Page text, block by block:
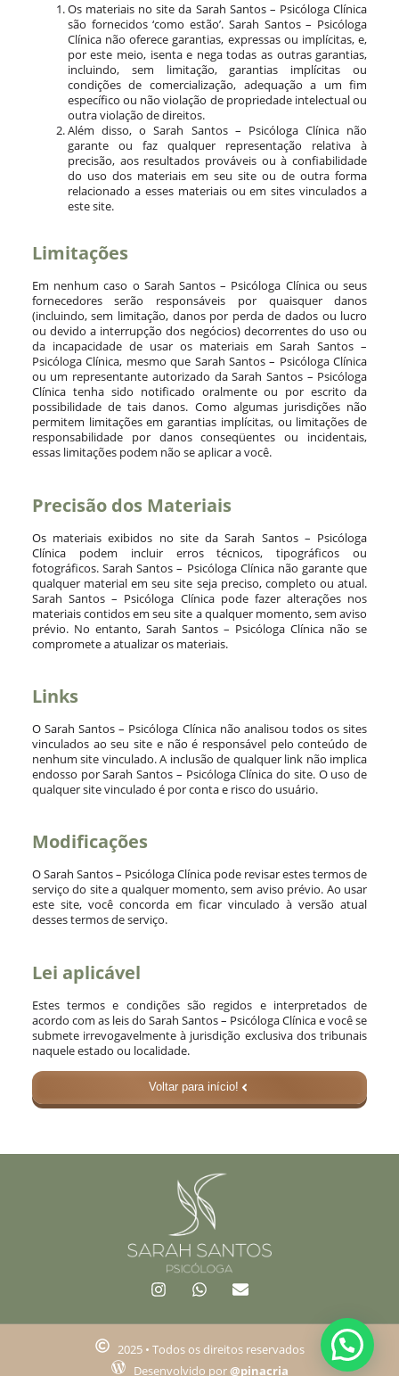
Os materiais no site da Sarah Santos – Psicóloga Clínica
são fornecidos ‘como estão’. Sarah Santos – Psicóloga
Clínica não oferece garantias, expressas ou implícitas, e,
por este meio, isenta e nega todas as outras garantias,
incluindo, sem limitação, garantias implícitas ou
condições de comercialização, adequação a um fim
específico ou não violação de propriedade intelectual ou
outra violação de direitos.
Além disso, o Sarah Santos – Psicóloga Clínica não
garante ou faz qualquer representação relativa à
precisão, aos resultados prováveis ​​ou à confiabilidade
do uso dos materiais em seu site ou de outra forma
relacionado a esses materiais ou em sites vinculados a
este site.
Limitações
Em nenhum caso o Sarah Santos – Psicóloga Clínica ou seus
fornecedores serão responsáveis ​​por quaisquer danos
(incluindo, sem limitação, danos por perda de dados ou lucro
ou devido a interrupção dos negócios) decorrentes do uso ou
da incapacidade de usar os materiais em Sarah Santos –
Psicóloga Clínica, mesmo que Sarah Santos – Psicóloga Clínica
ou um representante autorizado da Sarah Santos – Psicóloga
Clínica tenha sido notificado oralmente ou por escrito da
possibilidade de tais danos. Como algumas jurisdições não
permitem limitações em garantias implícitas, ou limitações de
responsabilidade por danos conseqüentes ou incidentais,
essas limitações podem não se aplicar a você.
Precisão dos Materiais
Os materiais exibidos no site da Sarah Santos – Psicóloga
Clínica podem incluir erros técnicos, tipográficos ou
fotográficos. Sarah Santos – Psicóloga Clínica não garante que
qualquer material em seu site seja preciso, completo ou atual.
Sarah Santos – Psicóloga Clínica pode fazer alterações nos
materiais contidos em seu site a qualquer momento, sem aviso
prévio. No entanto, Sarah Santos – Psicóloga Clínica não se
compromete a atualizar os materiais.
Links
O Sarah Santos – Psicóloga Clínica não analisou todos os sites
vinculados ao seu site e não é responsável pelo conteúdo de
nenhum site vinculado. A inclusão de qualquer link não implica
endosso por Sarah Santos – Psicóloga Clínica do site. O uso de
qualquer site vinculado é por conta e risco do usuário.
Modificações
O Sarah Santos – Psicóloga Clínica pode revisar estes termos de
serviço do site a qualquer momento, sem aviso prévio. Ao usar
este site, você concorda em ficar vinculado à versão atual
desses termos de serviço.
Lei aplicável
Estes termos e condições são regidos e interpretados de
acordo com as leis do Sarah Santos – Psicóloga Clínica e você se
submete irrevogavelmente à jurisdição exclusiva dos tribunais
naquele estado ou localidade.
Voltar para início!
2025 • Todos os direitos reservados
Desenvolvido por@pinacria